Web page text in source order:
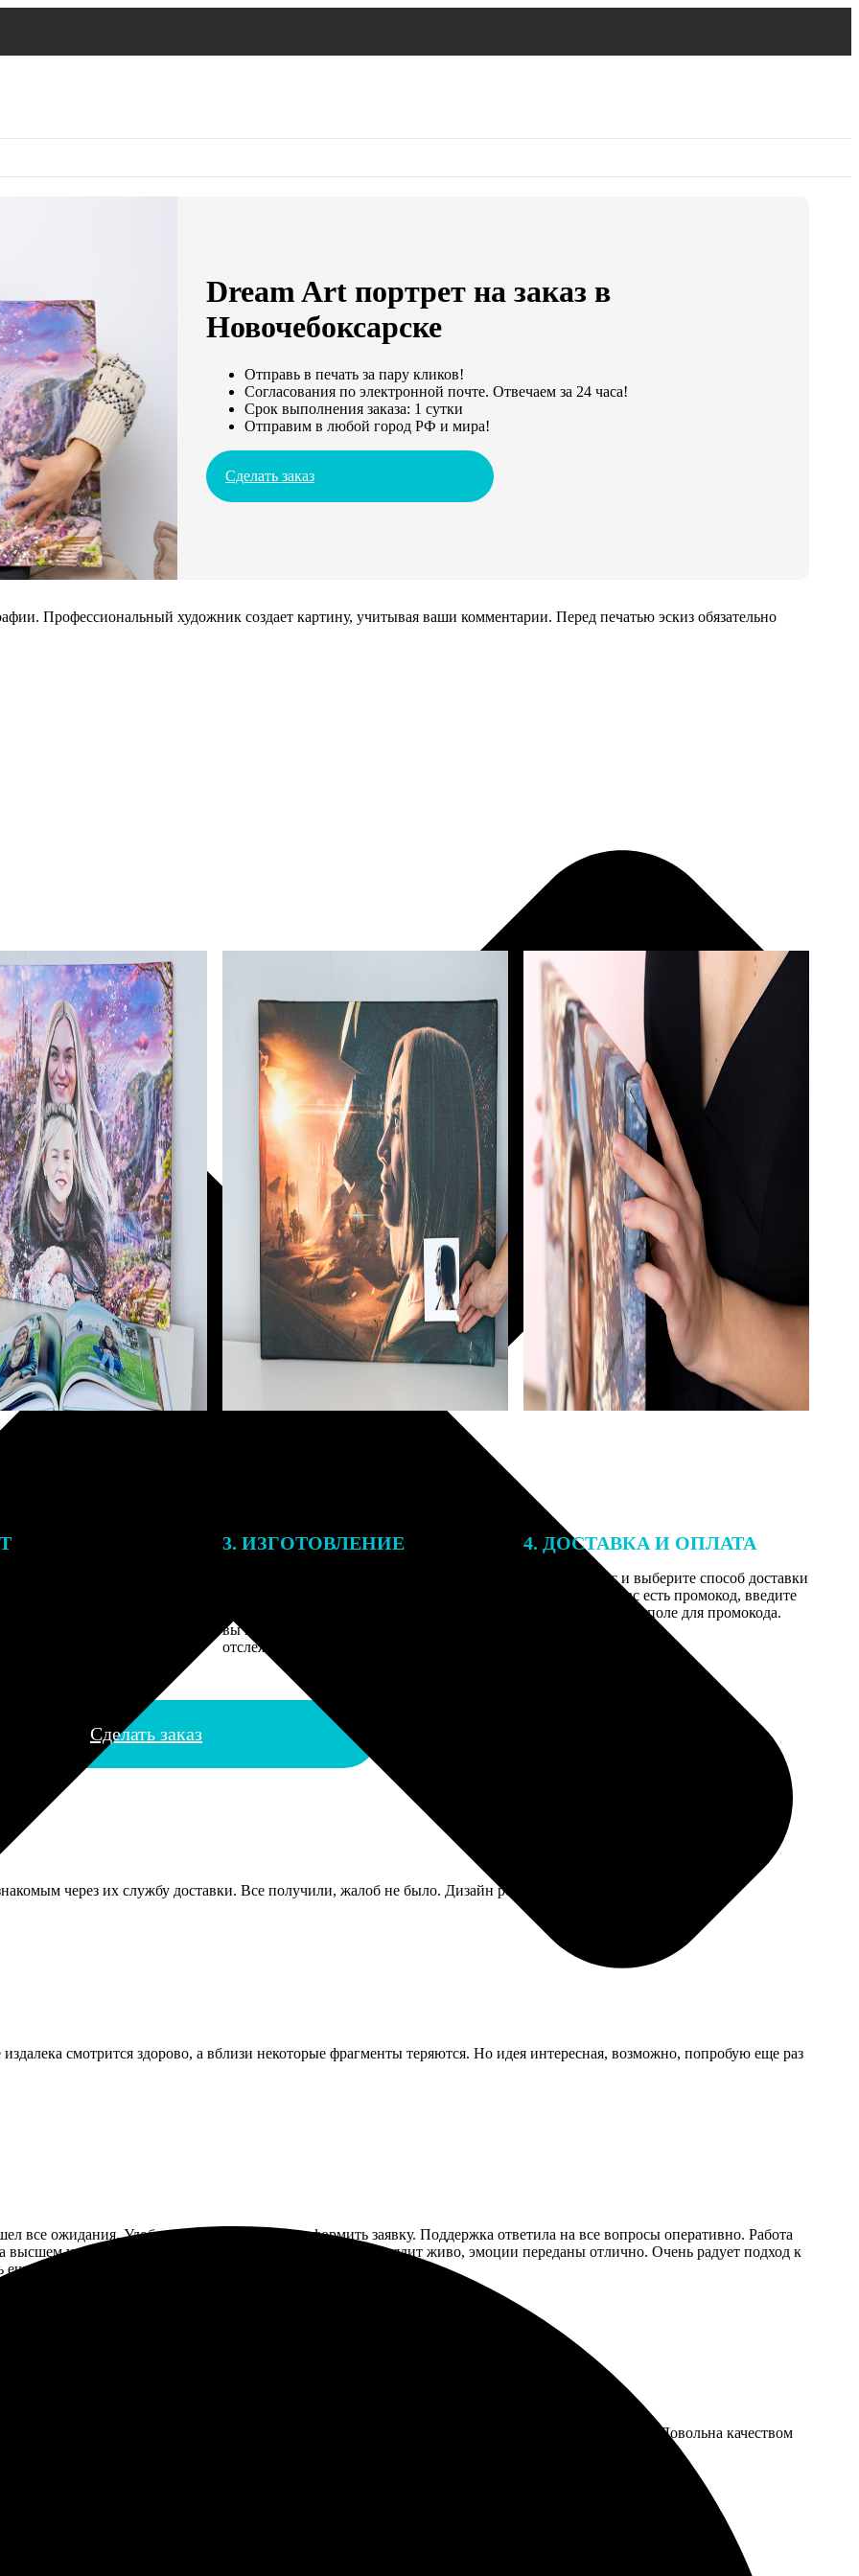
Dream Art портрет на заказ в
Новочебоксарске
Отправь в печать за пару кликов!
Согласования по электронной почте. Отвечаем за 24 часа!
Срок выполнения заказа: 1 сутки
Отправим в любой город РФ и мира!
Сделать заказ
Профессиональный художник создает картину, учитывая ваши комментарии. Перед печатью эскиз обязательно
3. ИЗГОТОВЛЕНИЕ
вы получите письмо с трек-номером для
отслеживания.
4. ДОСТАВКА И ОПЛАТА
Введите адрес и выберите способ доставки
заказа. Если у вас есть промокод, введите
его в специальное поле для промокода.
Сделать заказ
через их службу доставки. Все получили, жалоб не было. Дизайн редактора, правда, бедноватый.
смотрится здорово, а вблизи некоторые фрагменты теряются. Но идея интересная, возможно, попробую еще раз
все ожидания. Удобный интерфейс, легко оформить заявку. Поддержка ответила на все вопросы оперативно. Работа
высшем уровне, детали прорисованы четко. Портрет выглядит живо, эмоции переданы отлично. Очень радует подход к
еще!
компанию. Заявка оформляется просто и быстро. Менеджеры отвечают на вопросы оперативно. Довольна качеством
на дом. Никаких нареканий, всё сделано отлично.